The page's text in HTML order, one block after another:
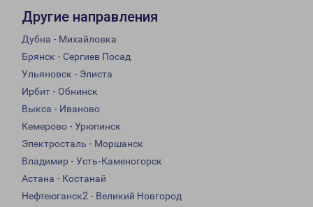
Другие направления
Дубна - Михайловка
Брянск - Сергиев Посад
Ульяновск - Элиста
Ирбит - Обнинск
Выкса - Иваново
Кемерово - Урюпинск
Электросталь - Моршанск
Владимир - Усть-Каменогорск
Астана - Костанай
Нефтеюганск2 - Великий Новгород